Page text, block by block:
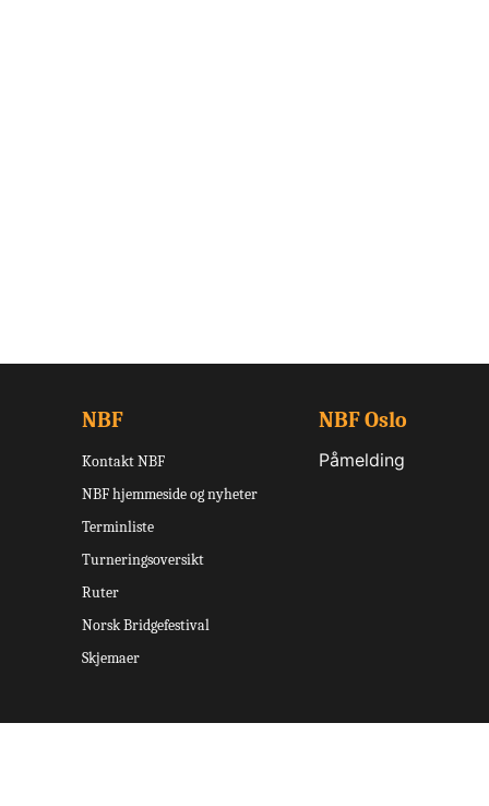
NBF
Kontakt NBF
NBF hjemmeside og nyheter
Terminliste
Turneringsoversikt
Ruter
Norsk Bridgefestival
Skjemaer
NBF Oslo
Påmelding